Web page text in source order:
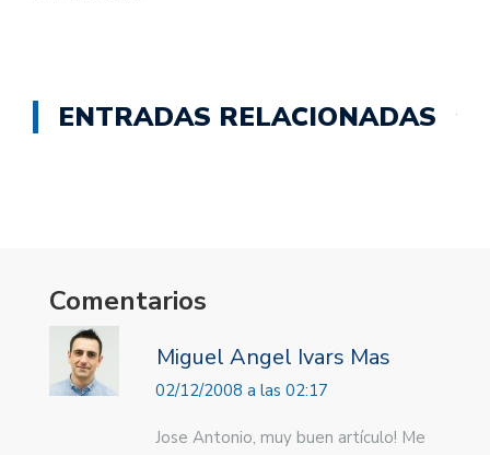
ENTRADAS RELACIONADAS
Comentarios
Miguel Angel Ivars Mas
02/12/2008 a las 02:17
Jose Antonio, muy buen artículo! Me